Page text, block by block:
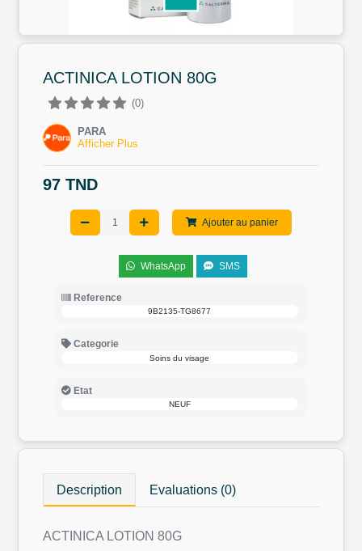
ACTINICA LOTION 80G
(0)
PARA
Afficher Plus
97 TND
Ajouter au panier
WhatsApp SMS
Reference
9B2135-TG8677
Categorie
Soins du visage
Etat
NEUF
Description Evaluations (0)
ACTINICA LOTION 80G